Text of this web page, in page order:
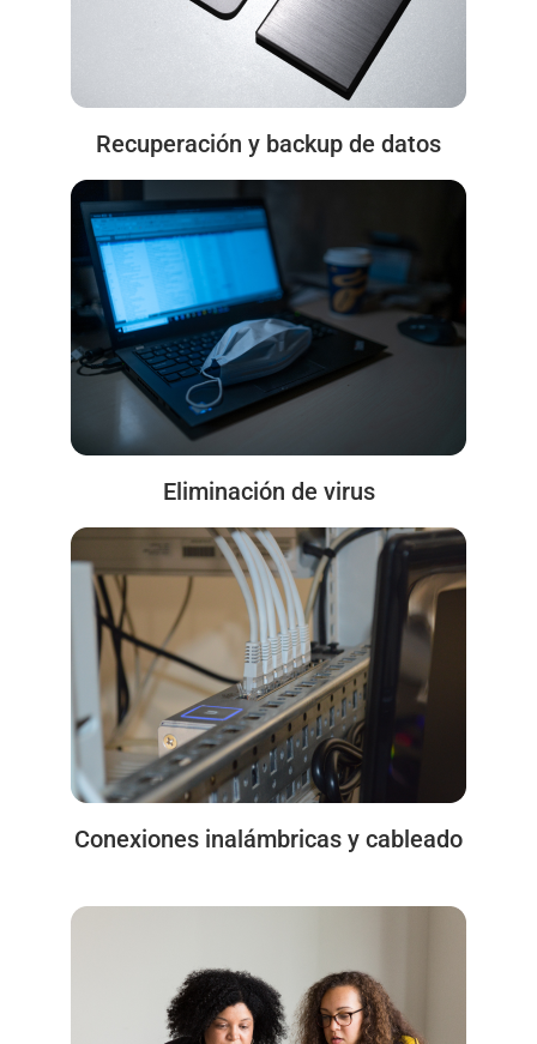
Recuperación y backup de datos
Eliminación de virus
Conexiones inalámbricas y cableado